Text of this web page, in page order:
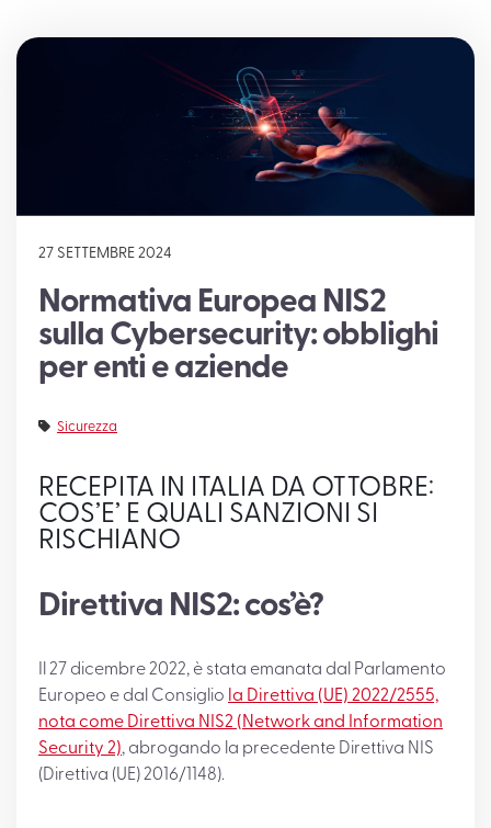
SUPPORTO
27 SETTEMBRE 2024
Normativa Europea NIS2
sulla Cybersecurity: obblighi
per enti e aziende
Sicurezza
RECEPITA IN ITALIA DA OTTOBRE:
COS’E’ E QUALI SANZIONI SI
RISCHIANO
Direttiva NIS2: cos’è?
Il 27 dicembre 2022, è stata emanata dal Parlamento
Europeo e dal Consiglio la Direttiva (UE) 2022/2555,
nota come Direttiva NIS2 (Network and Information
Security 2), abrogando la precedente Direttiva NIS
(Direttiva (UE) 2016/1148).